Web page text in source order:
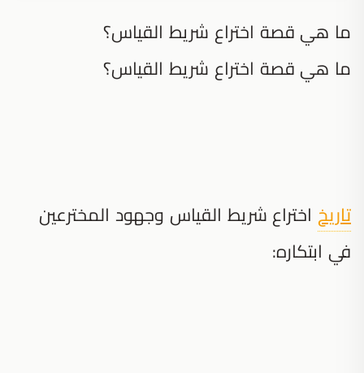
ما هي قصة اختراع شريط القياس؟
ما هي قصة اختراع شريط القياس؟
تاريخ اختراع شريط القياس وجهود المخترعين
في ابتكاره: